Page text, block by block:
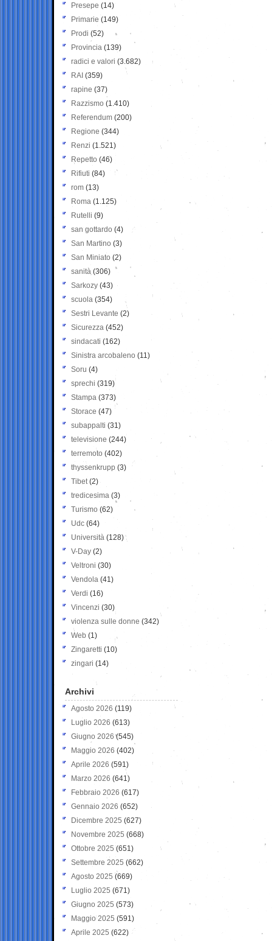
Presepe (14)
Primarie (149)
Prodi (52)
Provincia (139)
radici e valori (3.682)
RAI (359)
rapine (37)
Razzismo (1.410)
Referendum (200)
Regione (344)
Renzi (1.521)
Repetto (46)
Rifiuti (84)
rom (13)
Roma (1.125)
Rutelli (9)
san gottardo (4)
San Martino (3)
San Miniato (2)
sanità (306)
Sarkozy (43)
scuola (354)
Sestri Levante (2)
Sicurezza (452)
sindacati (162)
Sinistra arcobaleno (11)
Soru (4)
sprechi (319)
Stampa (373)
Storace (47)
subappalti (31)
televisione(244)
terremoto (402)
thyssenkrupp (3)
Tibet(2)
tredicesima (3)
Turismo (62)
Udc (64)
Università (128)
V-Day (2)
Veltroni (30)
Vendola (41)
Verdi (16)
Vincenzi (30)
violenza sulle donne (342)
Web (1)
Zingaretti (10)
zingari (14)
Archivi
Agosto 2026 (119)
Luglio 2026 (613)
Giugno 2026 (545)
Maggio 2026 (402)
Aprile 2026 (591)
Marzo 2026 (641)
Febbraio 2026 (617)
Gennaio 2026 (652)
Dicembre 2025 (627)
Novembre 2025 (668)
Ottobre 2025 (651)
Settembre 2025 (662)
Agosto 2025 (669)
Luglio 2025 (671)
Giugno 2025 (573)
Maggio 2025 (591)
Aprile 2025 (622)